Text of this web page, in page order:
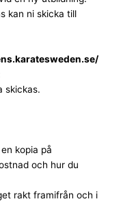
kan ni skicka till
skickas.
kopia på
och hur du
rakt framifrån och i